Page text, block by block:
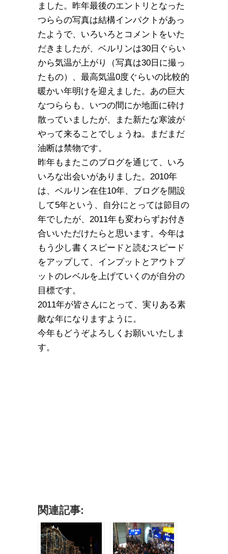
ました。昨年最後のエントリとなった
つららの写真は結構インパクトがあっ
たようで、いろいろとコメントをいた
だきましたが、ベルリンは30日ぐらい
から気温が上がり（写真は30日に撮っ
たもの）、最高気温0度ぐらいの比較的
暖かい年明けを迎えました。あの巨大
なつららも、いつの間にか地面に砕け
散っていましたが、また新たな寒波が
やって来ることでしょうね。まだまだ
油断は禁物です。
昨年もまたこのブログを通じて、いろ
いろな出会いがありました。2010年
は、ベルリン在住10年、ブログを開設
して5年という、自分にとっては節目の
年でしたが、2011年も変わらずお付き
合いいただけたらと思います。今年は
もう少し書くスピードと読むスピード
をアップして、インプットとアウトプ
ットのレベルを上げていくのが自分の
目標です。
2011年が皆さんにとって、実りある素
敵な年になりますように。
今年もどうぞよろしくお願いいたしま
す。
関連記事: